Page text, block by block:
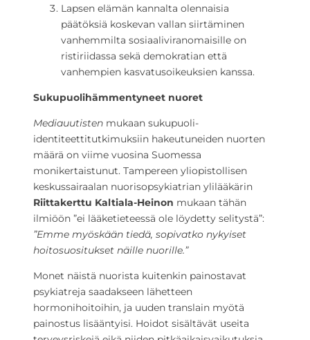
Lapsen elämän kannalta olennaisia
päätöksiä koskevan vallan siirtäminen
vanhemmilta sosiaaliviranomaisille on
ristiriidassa sekä demokratian että
vanhempien kasvatusoikeuksien kanssa.
Sukupuolihämmentyneet nuoret
Mediauutisten mukaan sukupuoli-
identiteettitutkimuksiin hakeutuneiden nuorten
määrä on viime vuosina Suomessa
monikertaistunut. Tampereen yliopistollisen
keskussairaalan nuorisopsykiatrian ylilääkärin
Riittakerttu Kaltiala-Heinon mukaan tähän
ilmiöön ”ei lääketieteessä ole löydetty selitystä”:
”Emme myöskään tiedä, sopivatko nykyiset
hoitosuositukset näille nuorille.”
Monet näistä nuorista kuitenkin painostavat
psykiatreja saadakseen lähetteen
hormonihoitoihin, ja uuden translain myötä
painostus lisääntyisi. Hoidot sisältävät useita